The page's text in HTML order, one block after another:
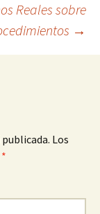
Reales sobre
→
Los
*